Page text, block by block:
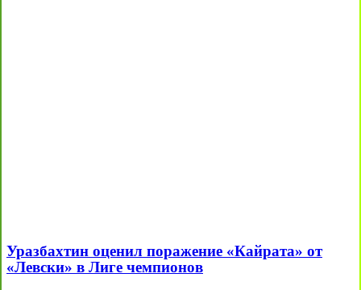
Уразбахтин оценил поражение «Кайрата» от
«Левски» в Лиге чемпионов